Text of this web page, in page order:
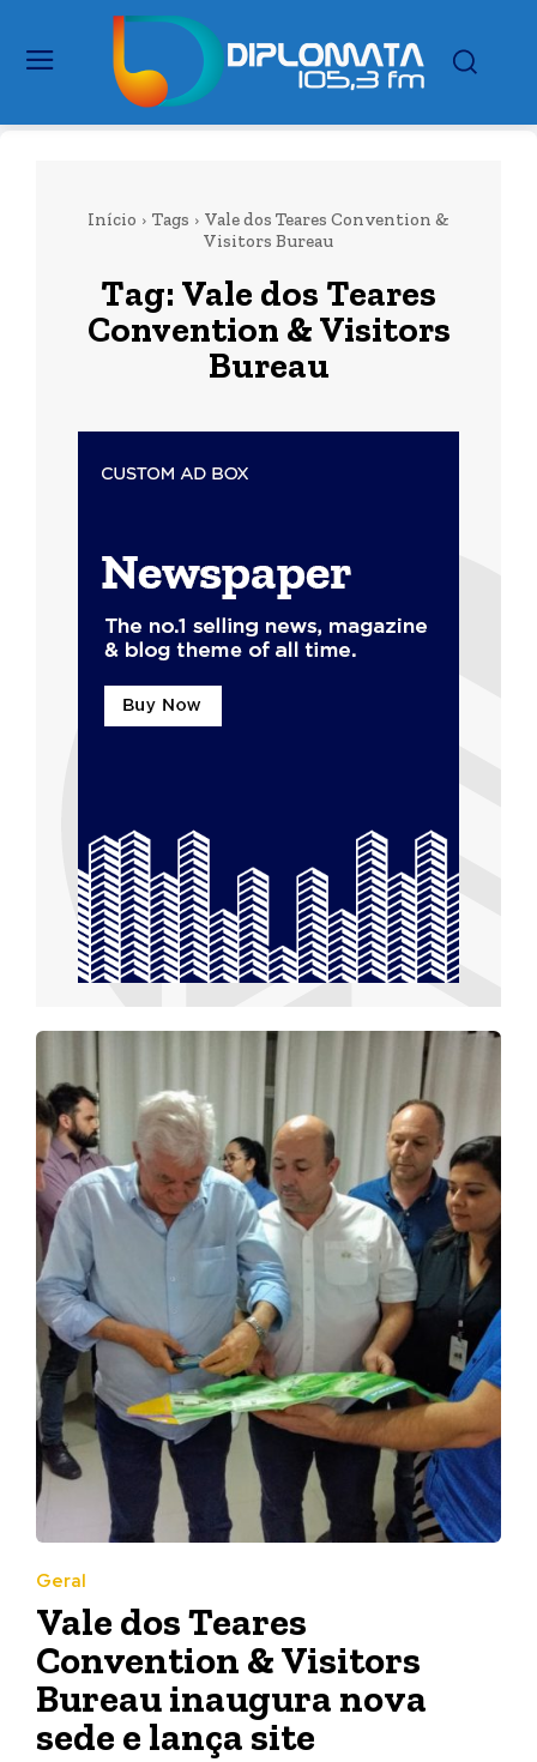
Início Tags
Vale dos Teares Convention &
Visitors Bureau
Tag: Vale dos Teares
Convention & Visitors
Bureau
Geral
Vale dos Teares
Convention & Visitors
Bureau inaugura nova
sede e lança site